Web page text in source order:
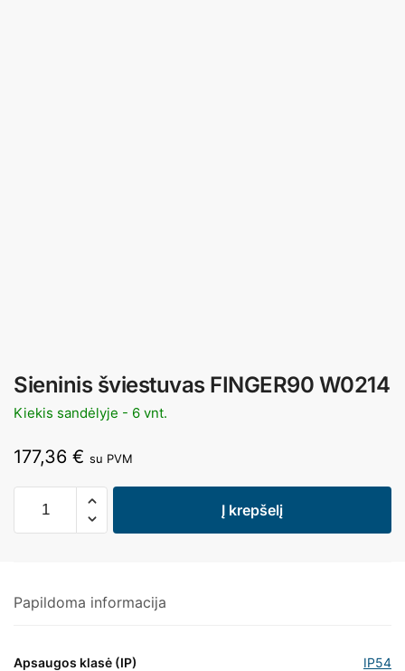
Sieninis šviestuvas FINGER90 W0214
Kiekis sandėlyje - 6 vnt.
177,36 € su PVM
Į krepšelį
Papildoma informacija
Apsaugos klasė (IP) IP54